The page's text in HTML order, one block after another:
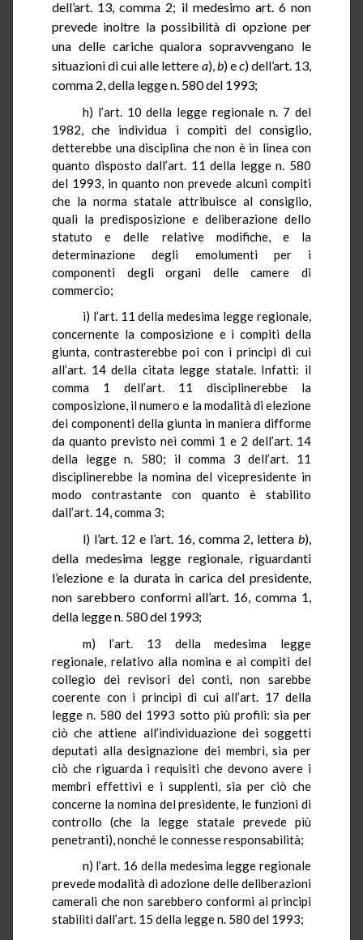
dell’art. 13, comma 2; il medesimo art. 6 non
prevede inoltre la possibilità di opzione per
una delle cariche qualora sopravvengano le
situazioni di cui alle lettere a), b) ec) dell’art. 13,
comma 2, della legge n. 580 del 1993;
h) l’art. 10 della legge regionale n. 7 del
1982, che individua i compiti del consiglio,
detterebbe una disciplina che non è in linea con
quanto disposto dall’art. 11 della legge n. 580
del 1993, in quanto non prevede alcuni compiti
che la norma statale attribuisce al consiglio,
quali la predisposizione e deliberazione dello
statuto e delle relative modifiche, e la
determinazione degli emolumenti per i
componenti degli organi delle camere di
commercio;
i) l’art. 11 della medesima legge regionale,
concernente la composizione e i compiti della
giunta, contrasterebbe poi con i principi di cui
all’art. 14 della citata legge statale. Infatti: il
comma 1
dell’art. 11 disciplinerebbe la
composizione, il numero e la modalità di elezione
dei componenti della giunta in maniera difforme
da quanto previsto nei commi 1 e 2 dell’art. 14
della legge n. 580; il comma 3 dell’art. 11
disciplinerebbe la nomina del vicepresidente in
modo contrastante con quanto è stabilito
dall’art. 14, comma 3;
l) l’art. 12 e l’art. 16, comma 2, lettera b),
della medesima legge regionale, riguardanti
l’elezione e la durata in carica del presidente,
non sarebbero conformi all’art. 16, comma 1,
della legge n. 580 del 1993;
m) l’art. 13 della medesima legge
regionale, relativo alla nomina e ai compiti del
collegio dei revisori dei conti, non sarebbe
coerente con i principi di cui all’art. 17 della
legge n. 580 del 1993 sotto più profili: sia per
ciò che attiene all’individuazione dei soggetti
deputati alla designazione dei membri, sia per
ciò che riguarda i requisiti che devono avere i
membri effettivi e i supplenti, sia per ciò che
concerne la nomina del presidente, le funzioni di
controllo (che la legge statale prevede più
penetranti), nonché le connesse responsabilità;
n) l’art. 16 della medesima legge regionale
prevede modalità di adozione delle deliberazioni
camerali che non sarebbero conformi ai principi
stabiliti dall’art. 15 della legge n. 580 del 1993;